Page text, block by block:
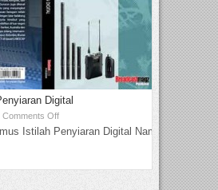
Digital
Comments Off
Istilah Penyiaran Digital Nama